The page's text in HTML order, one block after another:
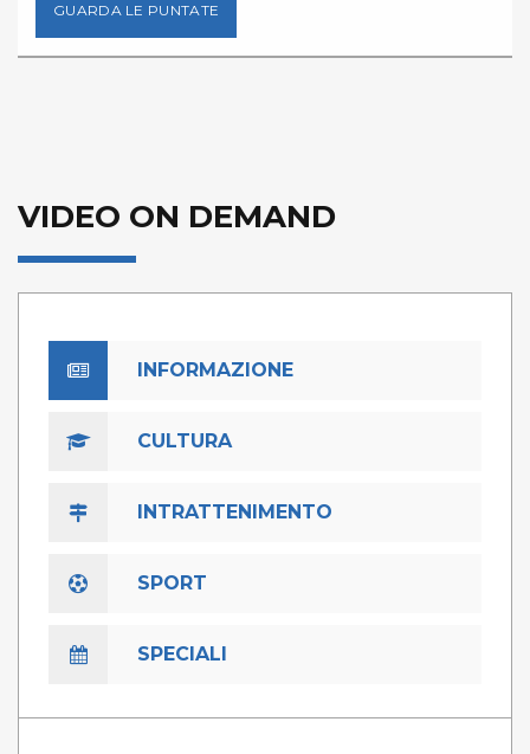
GUARDA LE PUNTATE
VIDEO ON DEMAND
INFORMAZIONE
CULTURA
INTRATTENIMENTO
SPORT
SPECIALI